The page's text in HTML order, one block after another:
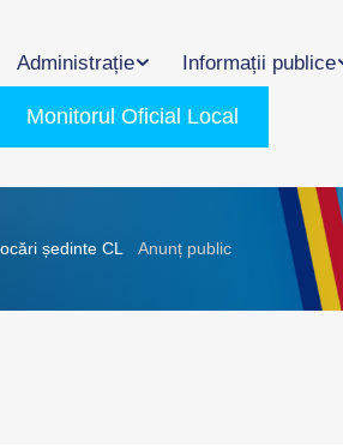
Administrație Informații publice
Monitorul Oficial Local
ședinte CL Anunț public